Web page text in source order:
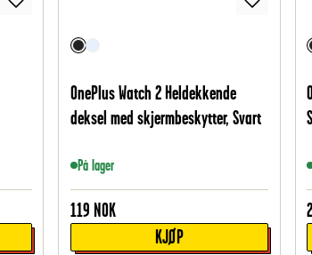
OnePlus Watch 2 Heldekkende
deksel med skjermbeskytter, Svart
På lager
119 NOK
KJØP